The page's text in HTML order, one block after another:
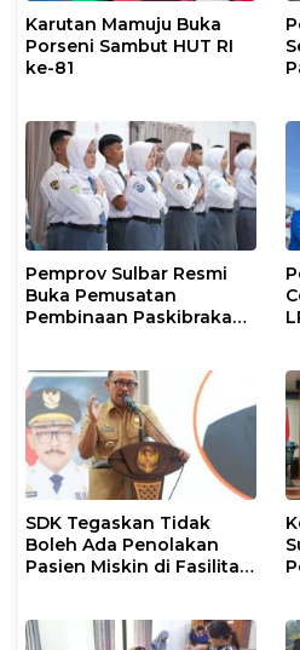
Karutan Mamuju Buka
Porseni Sambut HUT RI
ke-81
Pemprov Sulbar Resmi
Buka Pemusatan
Pembinaan Paskibraka
SDK Tegaskan Tidak
Boleh Ada Penolakan
Pasien Miskin di Fasilitas